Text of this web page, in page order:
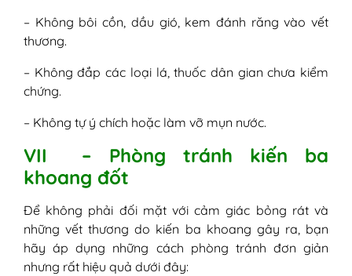
– Không bôi cồn, dầu gió, kem đánh răng vào vết
thương.
– Không đắp các loại lá, thuốc dân gian chưa kiểm
chứng.
– Không tự ý chích hoặc làm vỡ mụn nước.
VII – Phòng tránh kiến ba
khoang đốt
Để không phải đối mặt với cảm giác bỏng rát và
những vết thương do kiến ba khoang gây ra, bạn
hãy áp dụng những cách phòng tránh đơn giản
nhưng rất hiệu quả dưới đây: